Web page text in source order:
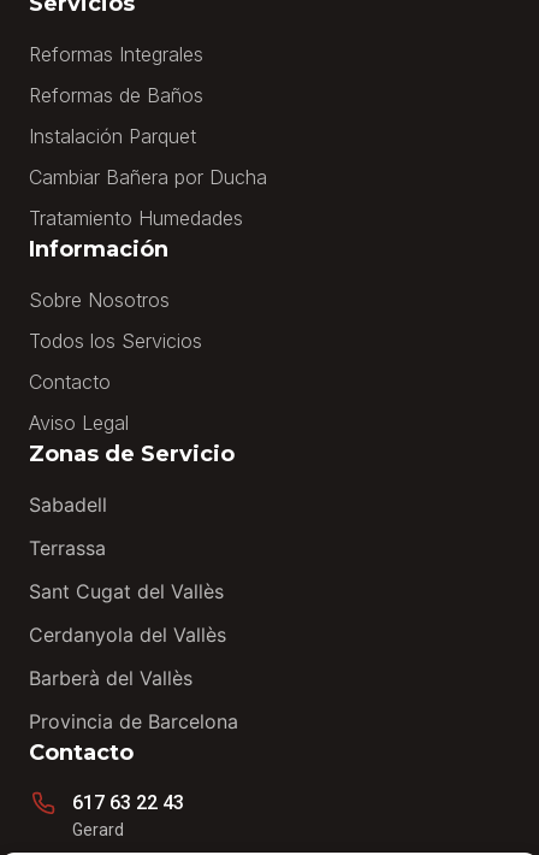
Reformas Integrales
Reformas de Baños
Instalación Parquet
Cambiar Bañera por Ducha
Tratamiento Humedades
Información
Sobre Nosotros
Todos los Servicios
Contacto
Aviso Legal
Zonas de Servicio
Sabadell
Terrassa
Sant Cugat del Vallès
Cerdanyola del Vallès
Barberà del Vallès
Provincia de Barcelona
Contacto
617 63 22 43
Gerard